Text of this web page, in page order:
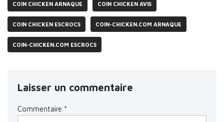
COIN CHICKEN ARNAQUE COIN CHICKEN AVIS
COIN CHICKEN ESCROCS COIN-CHICKEN.COM ARNAQUE
COIN-CHICKEN.COM ESCROCS
Laisser un commentaire
Commentaire *